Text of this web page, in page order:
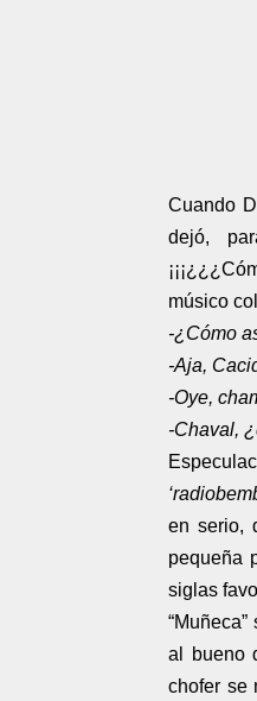
Cuando
dejó,
músico
-¿Cómo
-Aja,
-Oye,
-Chaval,
en serio,
pequeña
siglas
al bueno
chofer se